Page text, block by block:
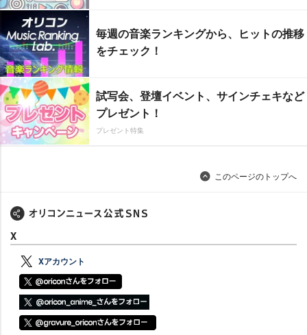
毎週の音楽ランキングから、ヒットの推移
をチェック！
試写会、登壇イベント、サインチェキなど
プレゼント！
プレゼント特集
このページのトップへ
X
Xアカウント